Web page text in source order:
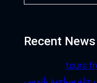
Recent News
tours
رحلة سياحية باتومي